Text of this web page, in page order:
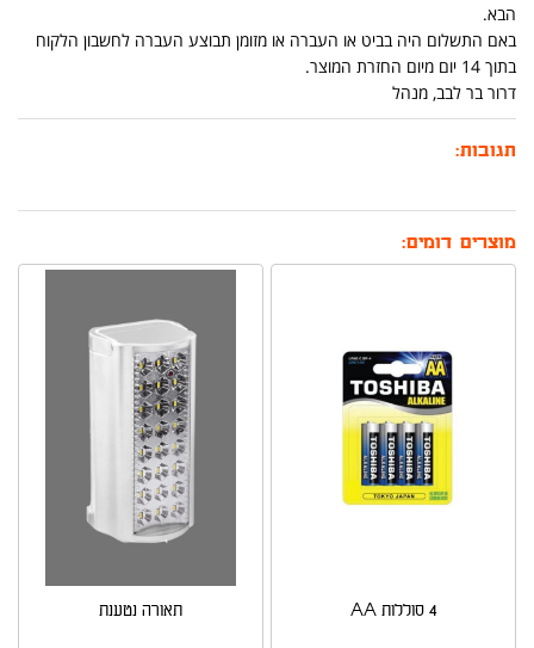
הבא.
באם התשלום היה בביט או העברה או מזומן תבוצע העברה לחשבון הלקוח
בתוך 14 יום מיום החזרת המוצר.
דרור בר לבב, מנהל
תגובות:
מוצרים דומים:
4 סוללות AA תאורה נטענת